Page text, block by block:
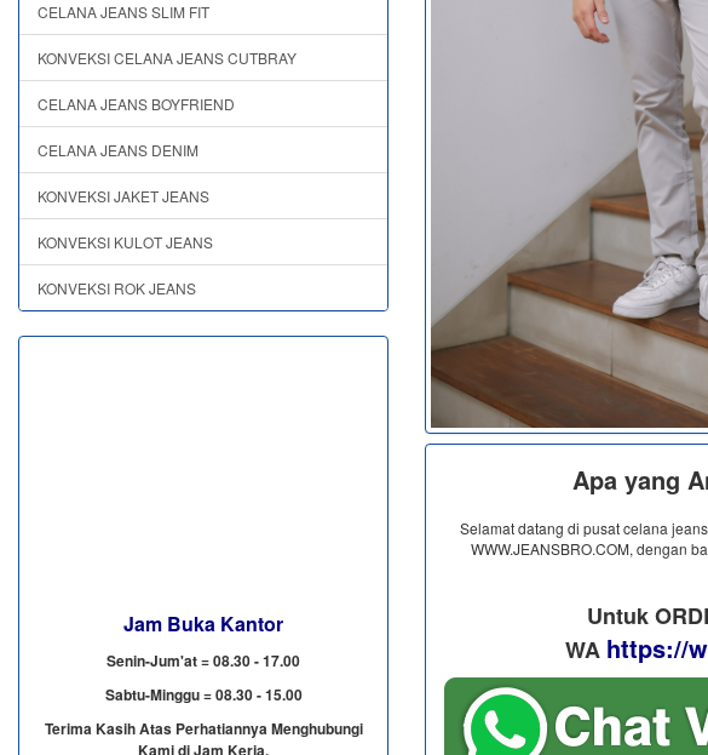
Apa yang
Selamat datang di pusat celana
WWW.JEANSBRO.COM, dengan
Untuk
WA https://
CELANA JEANS SLIM FIT
KONVEKSI CELANA JEANS CUTBRAY
CELANA JEANS BOYFRIEND
CELANA JEANS DENIM
KONVEKSI JAKET JEANS
KONVEKSI KULOT JEANS
KONVEKSI ROK JEANS
Jam Buka Kantor
Senin-Jum'at = 08.30 - 17.00
Sabtu-Minggu = 08.30 - 15.00
Terima Kasih Atas Perhatiannya Menghubungi
Kami di Jam Kerja.